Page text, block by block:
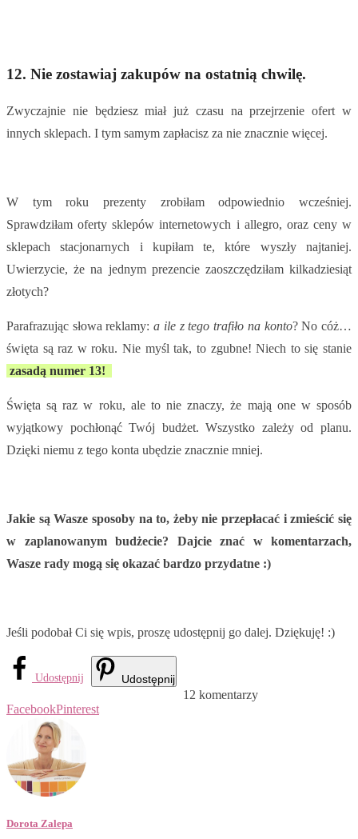
12. Nie zostawiaj zakupów na ostatnią chwilę.
Zwyczajnie nie będziesz miał już czasu na przejrzenie ofert w
innych sklepach. I tym samym zapłacisz za nie znacznie więcej.
W tym roku prezenty zrobiłam odpowiednio wcześniej.
Sprawdziłam oferty sklepów internetowych i allegro, oraz ceny w
sklepach stacjonarnych i kupiłam te, które wyszły najtaniej.
Uwierzycie, że na jednym prezencie zaoszczędziłam kilkadziesiąt
złotych?
Parafrazując słowa reklamy:a ile z tego trafiło na konto? No cóż…
święta są raz w roku. Nie myśl tak, to zgubne! Niech to się stanie
zasadą numer 13!
Święta są raz w roku, ale to nie znaczy, że mają one w sposób
wyjątkowy pochłonąć Twój budżet. Wszystko zależy od planu.
Dzięki niemu z tego konta ubędzie znacznie mniej.
Jakie są Wasze sposoby na to, żeby nie przepłacać i zmieścić się
w zaplanowanym budżecie? Dajcie znać w komentarzach,
Wasze rady mogą się okazać bardzo przydatne :)
Jeśli podobał Ci się wpis, proszę udostępnij go dalej. Dziękuję! :)
Udostępnij Udostępnij
12 komentarzy
FacebookPinterest
Dorota Zalepa